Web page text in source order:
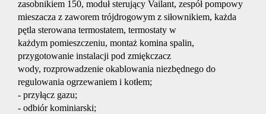
zasobnikiem 150, moduł sterujący Vailant, zespół pompowy
mieszacza z zaworem trójdrogowym z siłownikiem, każda
pętla sterowana termostatem, termostaty w
każdym pomieszczeniu, montaż komina spalin,
przygotowanie instalacji pod zmiękczacz
wody, rozprowadzenie okablowania niezbędnego do
regulowania ogrzewaniem i kotłem;
- przyłącz gazu;
- odbiór kominiarski;